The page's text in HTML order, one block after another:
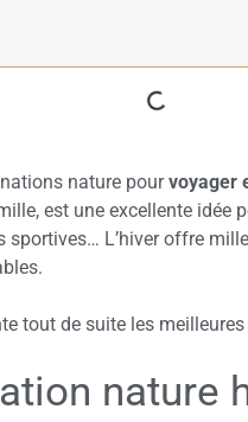
nature pourvoyager
est une excellente idée
L’hiver offre
tout de suite les
nature